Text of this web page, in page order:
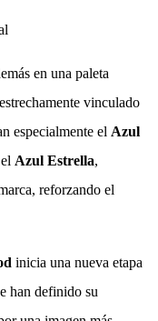
en una paleta
vinculado
especialmente el Azul
Azul Estrella,
reforzando el
inicia una nueva etapa
han definido su